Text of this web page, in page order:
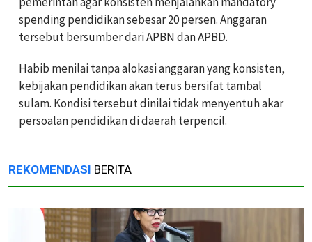
spending pendidikan sebesar 20 persen. Anggaran
tersebut bersumber dari APBN dan APBD.
Habib menilai tanpa alokasi anggaran yang konsisten,
kebijakan pendidikan akan terus bersifat tambal
sulam. Kondisi tersebut dinilai tidak menyentuh akar
persoalan pendidikan di daerah terpencil.
REKOMENDASI BERITA